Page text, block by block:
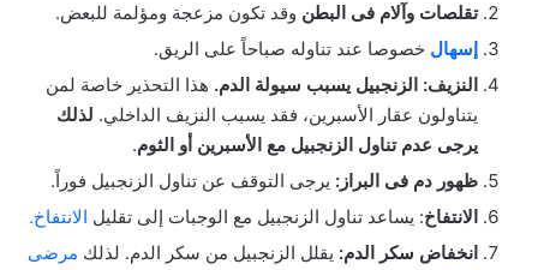
تقلصات وآلام فى البطن وقد تكون مزعجة ومؤلمة للبعض.
إسهال خصوصا عند تناوله صباحاً على الريق.
النزيف: الزنجبيل يسبب سيولة الدم. هذا التحذير خاصة لمن
يتناولون عقار الأسبرين، فقد يسبب النزيف الداخلي. لذلك
يرجى عدم تناول الزنجبيل مع الأسبرين أو الثوم.
ظهور دم فى البراز: يرجى التوقف عن تناول الزنجبيل فوراً.
الانتفاخ: يساعد تناول الزنجبيل مع الوجبات إلى تقليل الانتفاخ.
انخفاض سكر الدم: يقلل الزنجبيل من سكر الدم. لذلك مرضى